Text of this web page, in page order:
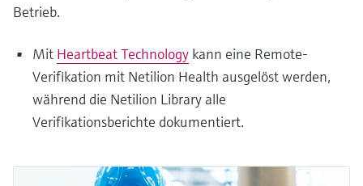
Betrieb.
Mit Heartbeat Technology kann eine Remote-
Verifikation mit Netilion Health ausgelöst werden,
während die Netilion Library alle
Verifikationsberichte dokumentiert.